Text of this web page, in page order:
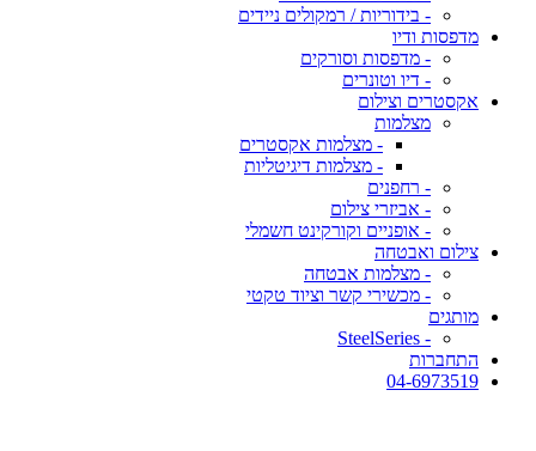
- בידוריות / רמקולים ניידים
מדפסות ודיו
- מדפסות וסורקים
- דיו וטונרים
אקסטרים וצילום
מצלמות
- מצלמות אקסטרים
- מצלמות דיגיטליות
- רחפנים
- אביזרי צילום
- אופניים וקורקינט חשמלי
צילום ואבטחה
- מצלמות אבטחה
- מכשירי קשר וציוד טקטי
מותגים
- SteelSeries
התחברות
04-6973519